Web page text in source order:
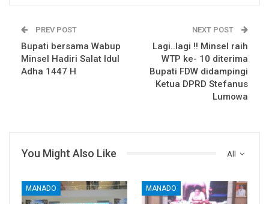
PREV POST
Bupati bersama Wabup
Minsel Hadiri Salat Idul
Adha 1447 H
NEXT POST
Lagi..lagi !! Minsel raih
WTP ke- 10 diterima
Bupati FDW didampingi
Ketua DPRD Stefanus
Lumowa
All
You Might Also Like
MANADO MANADO